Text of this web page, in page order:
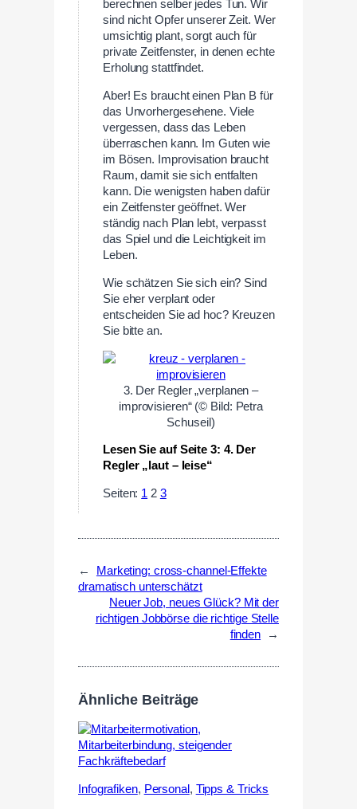
berechnen selber jedes Tun. Wir
sind nicht Opfer unserer Zeit. Wer
umsichtig plant, sorgt auch für
private Zeitfenster, in denen echte
Erholung stattfindet.
Aber! Es braucht einen Plan B für
das Unvorhergesehene. Viele
vergessen, dass das Leben
überraschen kann. Im Guten wie
im Bösen. Improvisation braucht
Raum, damit sie sich entfalten
kann. Die wenigsten haben dafür
ein Zeitfenster geöffnet. Wer
ständig nach Plan lebt, verpasst
das Spiel und die Leichtigkeit im
Leben.
Wie schätzen Sie sich ein? Sind
Sie eher verplant oder
entscheiden Sie ad hoc? Kreuzen
Sie bitte an.
3. Der Regler „verplanen –
improvisieren“ (© Bild: Petra
Schuseil)
Lesen Sie auf Seite 3: 4. Der
Regler „laut – leise“
Seiten: 1 2 3
←
Marketing: cross-channel-Effekte
dramatisch unterschätzt
Neuer Job, neues Glück? Mit der
richtigen Jobbörse die richtige Stelle
finden
→
Ähnliche Beiträge
Infografiken, Personal , Tipps & Tricks